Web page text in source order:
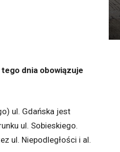
dnia obowiązuje
ul. Gdańska jest
ul. Sobieskiego.
ul. Niepodległości i al.